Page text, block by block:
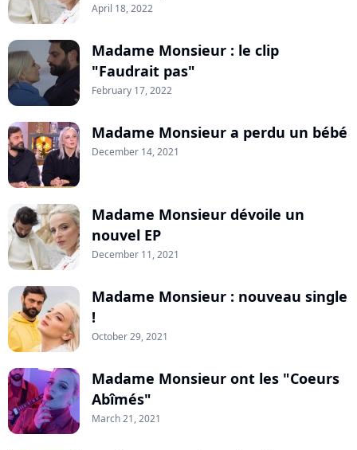
April 18, 2022
Madame Monsieur : le clip
"Faudrait pas"
February 17, 2022
Madame Monsieur a perdu un bébé
December 14, 2021
Madame Monsieur dévoile un
nouvel EP
December 11, 2021
Madame Monsieur : nouveau single
!
October 29, 2021
Madame Monsieur ont les "Coeurs
Abîmés"
March 21, 2021